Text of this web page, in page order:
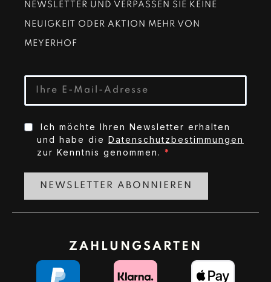
NEWSLETTER UND VERPASSEN SIE KEINE
NEUIGKEIT ODER AKTION MEHR VON
MEYERHOF
Ich möchte Ihren Newsletter erhalten
und habe die Datenschutzbestimmungen
zur Kenntnis genommen.
NEWSLETTER ABONNIEREN
ZAHLUNGSARTEN